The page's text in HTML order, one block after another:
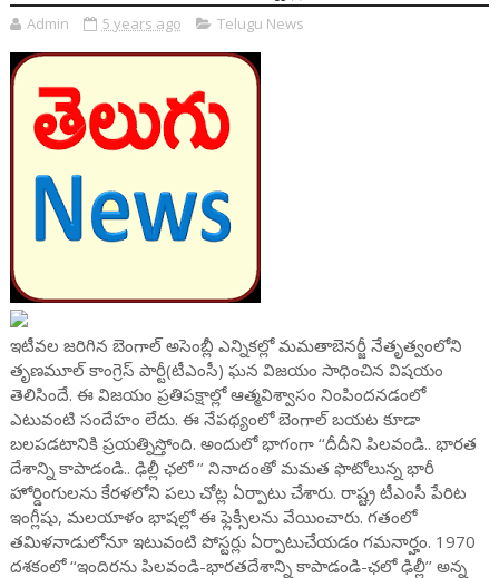
Admin 5 years ago Telugu News
ఇటీవల జరిగిన బెంగాల్ అసెంబ్లీ ఎన్నికల్లో మమతాబెనర్జీ నేతృత్వంలోని
తృణమూల్‌ కాంగ్రెస్‌ పార్టీ(టీఎంసీ) ఘన విజయం సాధించిన విషయం
తెలిసిందే. ఈ విజయం ప్రతిపక్షాల్లో ఆత్మవిశ్వాసం నింపిందనడంలో
ఎటువంటి సందేహం లేదు. ఈ నేపథ్యంలో బెంగాల్‌ బయట కూడా
బలపడటానికి ప్రయత్నిస్తోంది. అందులో భాగంగా ‘‘దీదీని పిలవండి.. భారత
దేశాన్ని కాపాడండి.. ఢిల్లీ ఛలో ’’ నినాదంతో మమత ఫొటోలున్న భారీ
హోర్డింగులను కేరళలోని పలు చోట్ల ఏర్పాటు చేశారు. రాష్ట్ర టీఎంసీ పేరిట
ఇంగ్లీషు, మలయాళం భాషల్లో ఈ ఫ్లెక్సీలను వేయించారు. గతంలో
తమిళనాడులోనూ ఇటువంటి పోస్టర్లు ఏర్పాటుచేయడం గమనార్హం. 1970
దశకంలో ‘‘ఇందిరను పిలవండి-భారతదేశాన్ని కాపాడండి-ఛలో ఢిల్లీ’’ అన్న